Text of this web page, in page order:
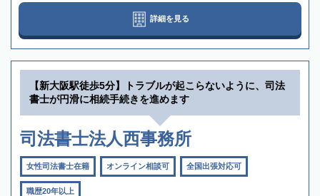
詳細を見る
【新大阪駅徒歩5分】トラブルが起こらないように、司法
書士が円滑に相続手続きを進めます
司法書士法人西事務所
女性司法書士在籍 オンライン相談可 全国出張対応可
職歴20年以上